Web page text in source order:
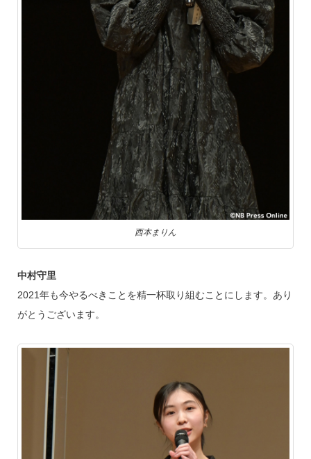
西本まりん
中村守里
2021年も今やるべきことを精一杯取り組むことにします。あり
がとうございます。